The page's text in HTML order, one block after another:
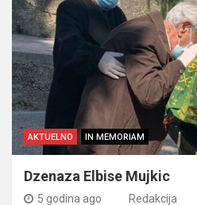
AKTUELNO IN MEMORIAM
Dzenaza Elbise Mujkic
5 godina ago Redakcija